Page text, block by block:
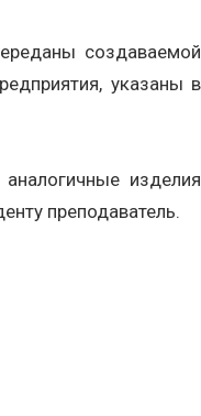
создаваемой
указаны в
изделия
преподаватель.